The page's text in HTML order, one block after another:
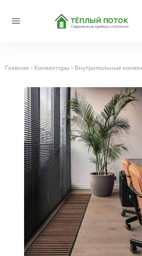
Главная Конвекторы Внутрипольные